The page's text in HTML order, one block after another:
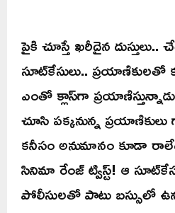
పైకి చూస్తే ఖరీదైన
సూట్‌కేసులు.. ప్రయాణికులతో
ఎంతో క్లాస్‌గా
చూసి పక్కనున్న
కనీసం అనుమానం కూడా
సినిమా రేంజ్ ట్విస్ట్! ఆ
పోలీసులతో పాటు బస్సులో